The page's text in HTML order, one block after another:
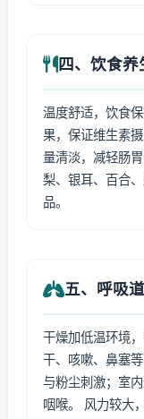
四、饮食
温度舒适，饮食
果，保证维生素
量清淡，减轻肠
梨、银耳、百合
品。
五、呼吸
干燥加低温环境
干、咳嗽、鼻塞
与粉尘刺激；室
咽喉。 风力较大